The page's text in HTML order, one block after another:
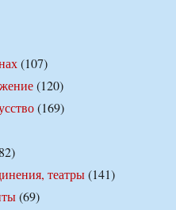
(107)
(120)
(169)
театры(141)
(69)